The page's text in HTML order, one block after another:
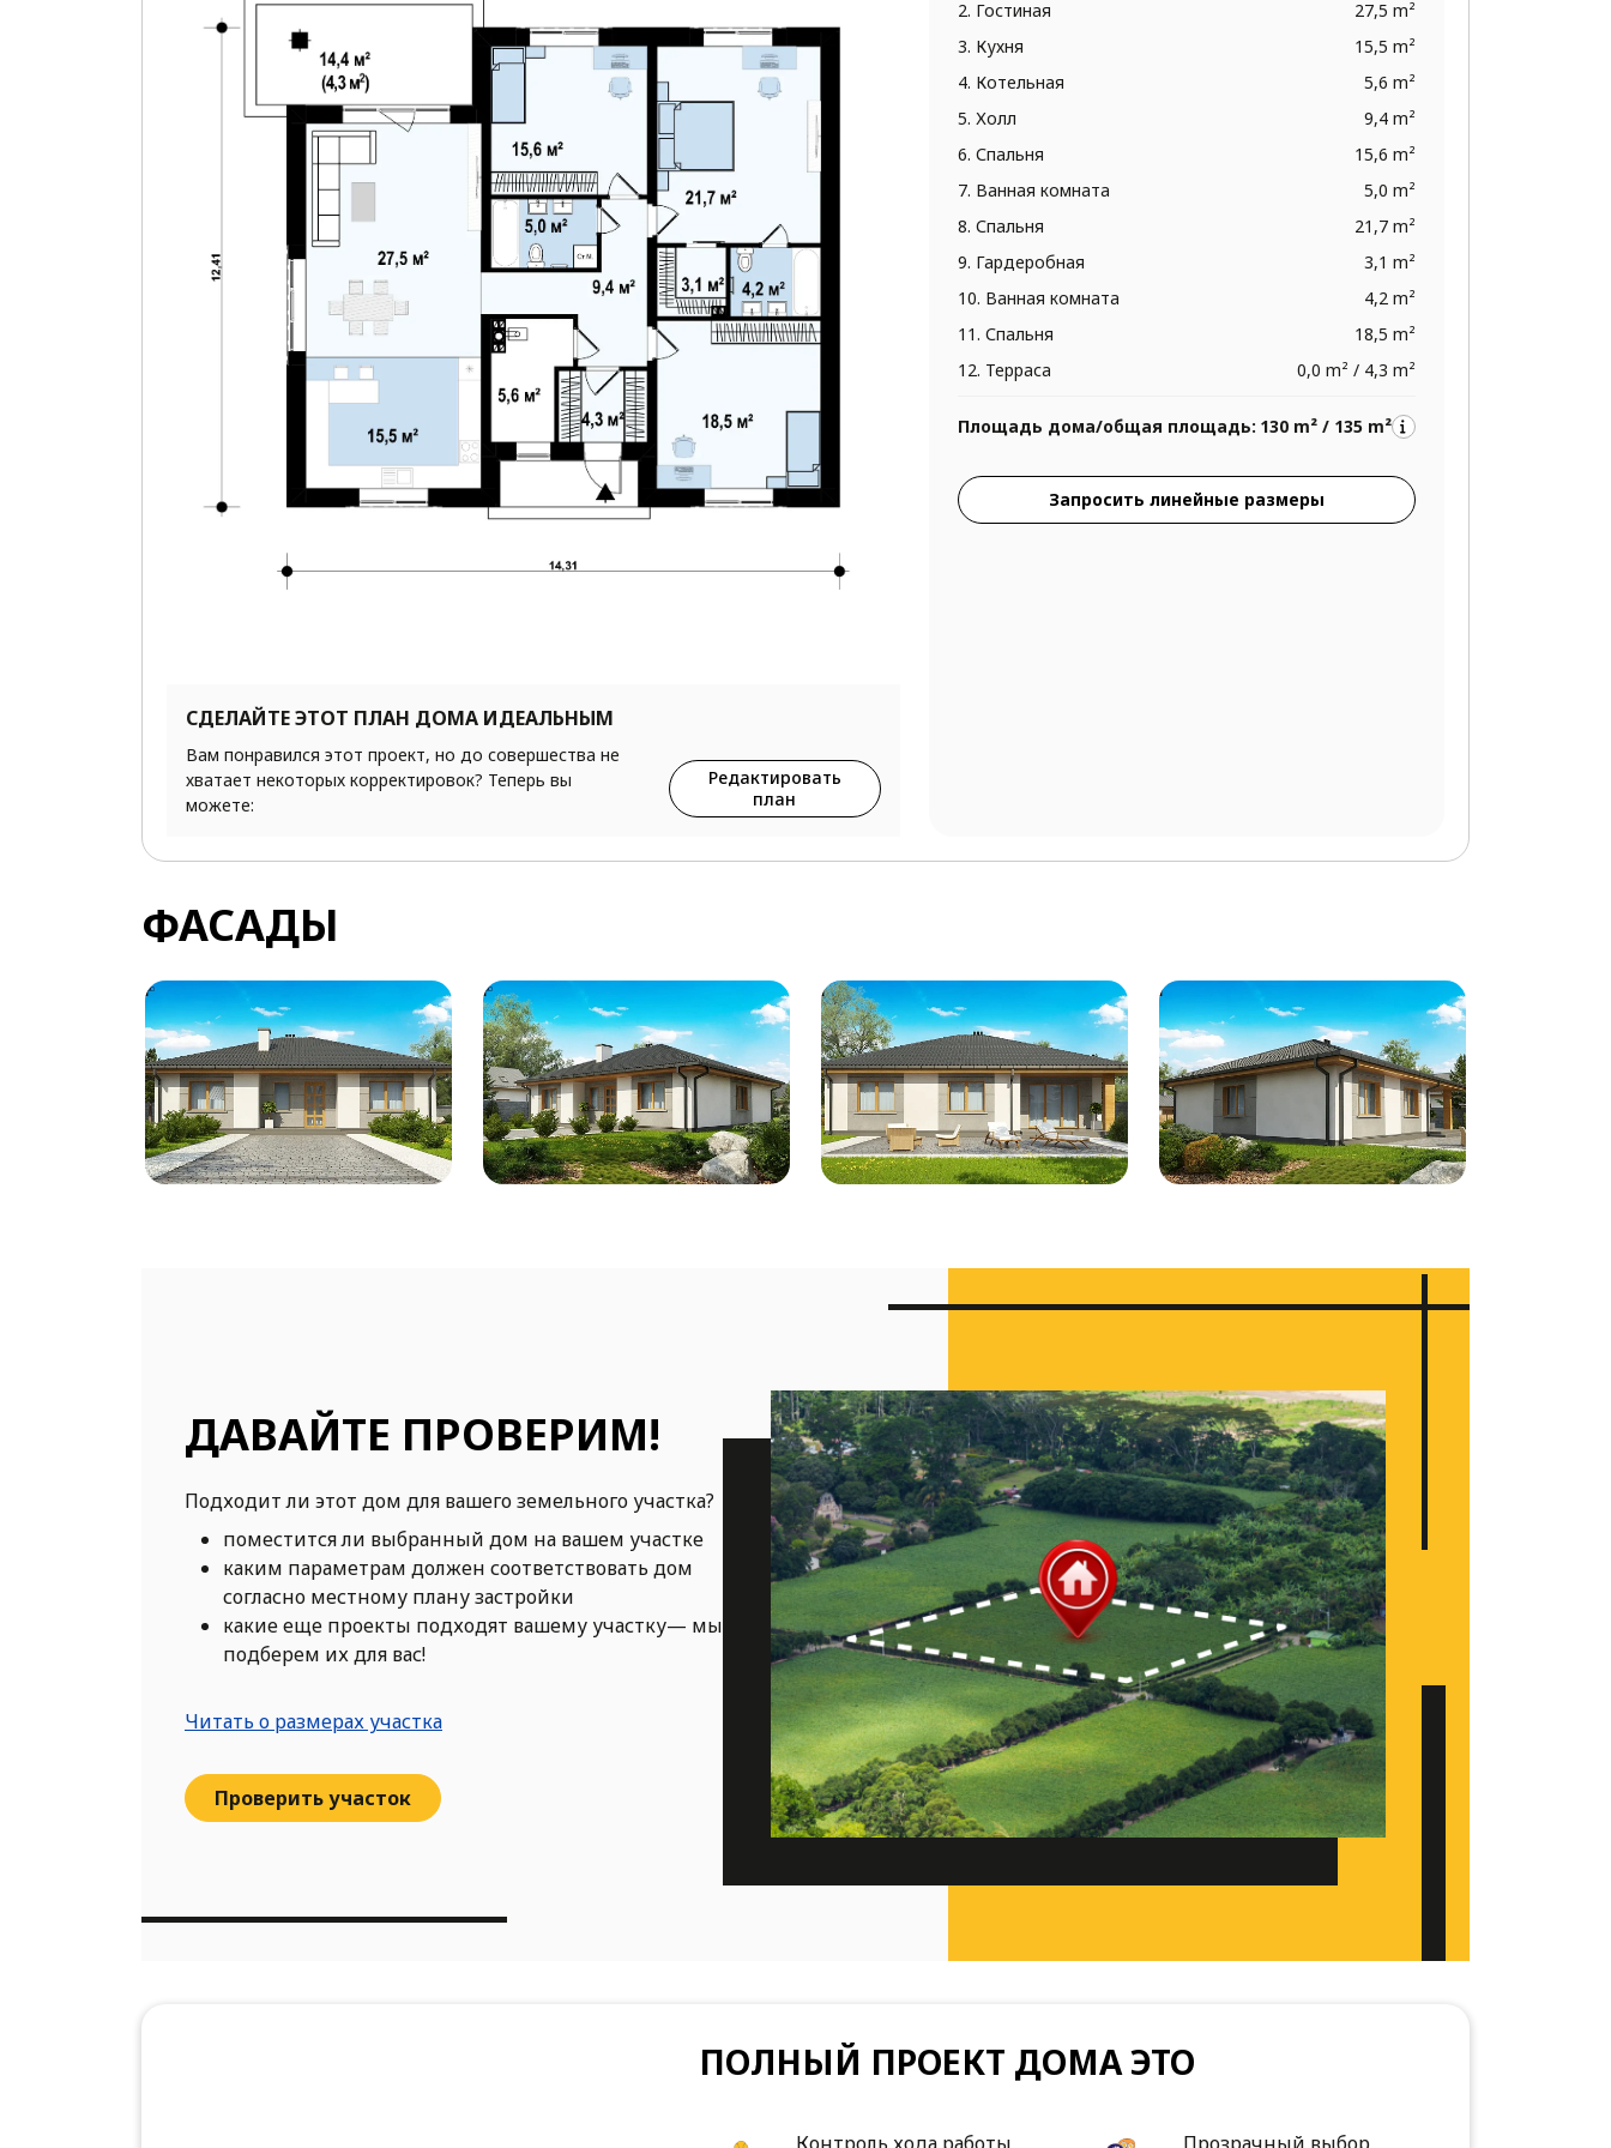
СДЕЛАЙТЕ ЭТОТ ПЛАН ДОМА ИДЕАЛЬНЫМ
Вам понравился этот проект, но до совершества не
хватает некоторых корректировок? Теперь вы
можете:
Редактировать
план
2. Гостиная
27,5 m²
3. Кухня
15,5 m²
4. Котельная
5,6 m²
5. Холл
9,4 m²
6. Спальня
15,6 m²
7. Ванная комната
5,0 m²
8. Спальня
21,7 m²
9. Гардеробная
3,1 m²
10. Ванная комната
4,2 m²
11. Спальня
18,5 m²
12. Терраса
0,0 m² / 4,3 m²
Площадь дома/общая площадь: 130 m² / 135 m²
Запросить линейные размеры
ФАСАДЫ
ДАВАЙТЕ ПРОВЕРИМ!
Подходит ли этот дом для вашего земельного участка?
поместится ли выбранный дом на вашем участке
каким параметрам должен соответствовать дом
согласно местному плану застройки
какие еще проекты подходят вашему участку— мы
подберем их для вас!
Читать о размерах участка
Проверить участок
ПОЛНЫЙ ПРОЕКТ ДОМА ЭТО